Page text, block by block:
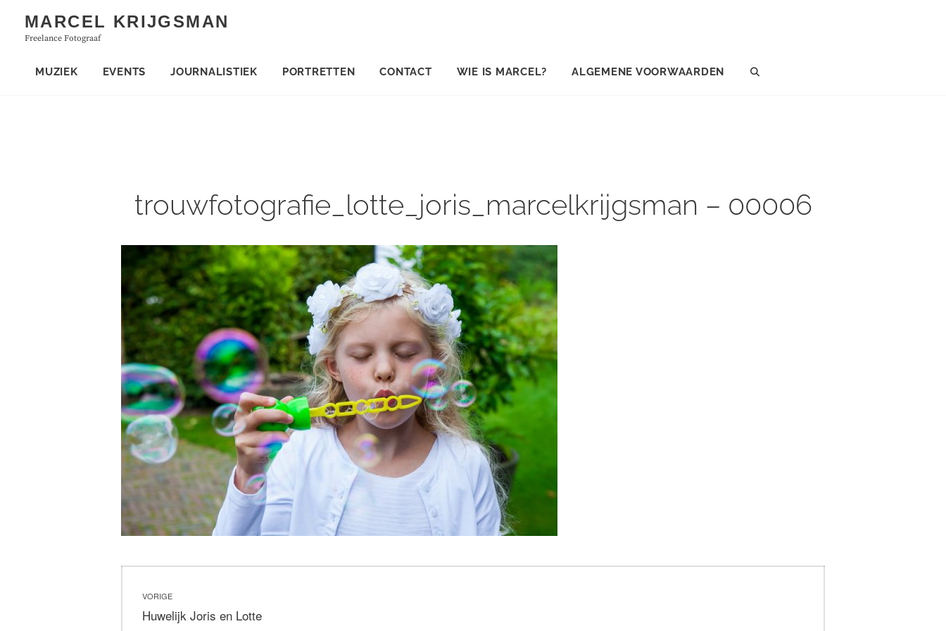
content
MARCEL KRIJGSMAN
Freelance Fotograaf
MUZIEK EVENTS JOURNALISTIEK PORTRETTEN CONTACT WIE IS MARCEL? ALGEMENE VOORWAARDEN
trouwfotografie_lotte_joris_marcelkrijgsman – 00006
navigatie
VORIGE
Vorig
Huwelijk Joris en Lotte